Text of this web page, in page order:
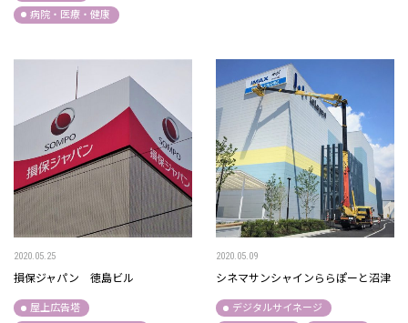
病院・医療・健康
2020.05.25
損保ジャパン 徳島ビル
屋上広告塔
2020.05.09
シネマサンシャインららぽーと沼津
デジタルサイネージ